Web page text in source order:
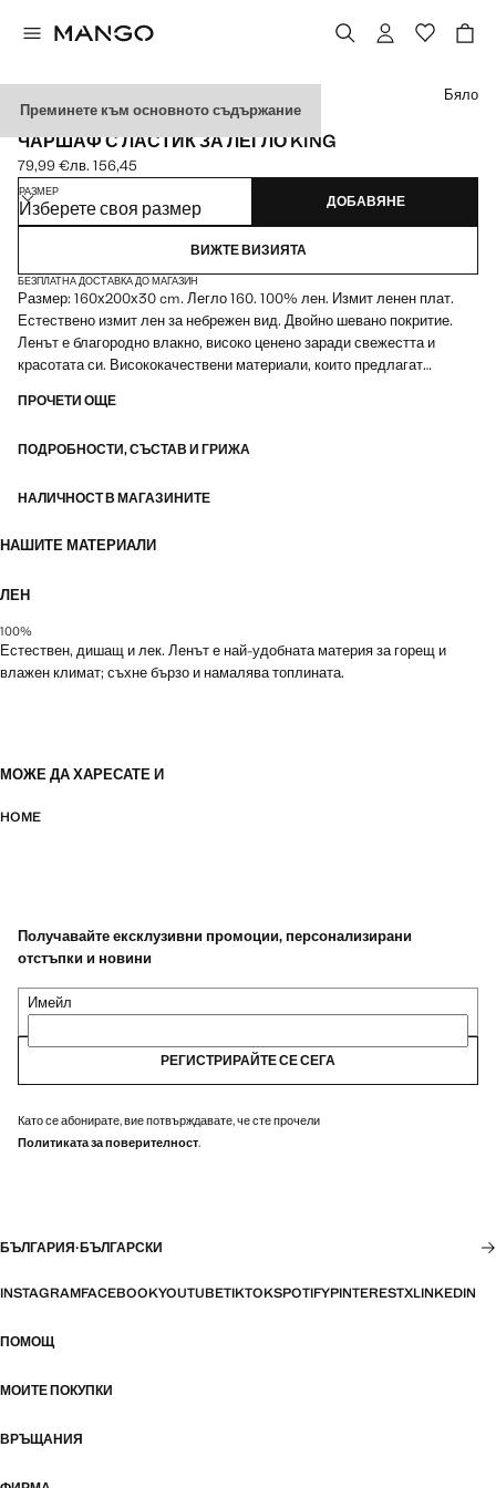
Преминете към основното съдържание
MADE IN PORTUGAL
ЧАРШАФ С ЛАСТИК ЗА ЛЕГЛО KING
Текуща цена [79,99 € лв. 156,45]
79,99 €лв. 156,45
Изберете цвят
Бяло
РАЗМЕР
Изберете своя размер ДОБАВЯНЕ
ВИЖТЕ ВИЗИЯТА
БЕЗПЛАТНА ДОСТАВКА ДО МАГАЗИН
Размер: 160х200х30 cm. Легло 160. 100% лен. Измит ленен плат.
Естествено измит лен за небрежен вид. Двойно шевано покритие.
Ленът е благородно влакно, високо ценено заради свежестта и
красотата си. Висококачествени материали, които предлагат
колекцията. Предлага се в различни цветове. Грамаж на лена: 160.
между издръжливост и комфорт, като е достатъчно лек, за да бъде
ПРОЧЕТИ ОЩЕ
ПОДРОБНОСТИ, СЪСТАВ И ГРИЖА
НАЛИЧНОСТ В МАГАЗИНИТЕ
НАШИТЕ МАТЕРИАЛИ
ЛЕН
100%
Естествен, дишащ и лек. Ленът е най-удобната материя за горещ и
влажен климат; съхне бързо и намалява топлината.
МОЖЕ ДА ХАРЕСАТЕ И
HOME
Получавайте ексклузивни промоции, персонализирани
отстъпки и новини
Имейл
РЕГИСТРИРАЙТЕ СЕ СЕГА
Като се абонирате, вие потвърждавате, че сте прочели
Политиката за поверителност.
БЪЛГАРИЯ·БЪЛГАРСКИ
INSTAGRAMFACEBOOKYOUTUBETIKTOKSPOTIFYPINTERESTXLINKEDIN
ПОМОЩ
МОИТЕ ПОКУПКИ
ВРЪЩАНИЯ